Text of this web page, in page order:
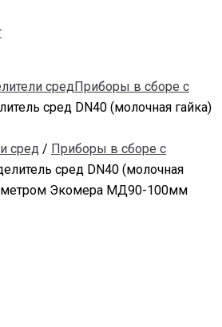
средПриборы в сборе с
сред DN40 (молочная гайка)
сред / Приборы в сборе с
сред DN40 (молочная
Экомера МД90-100мм